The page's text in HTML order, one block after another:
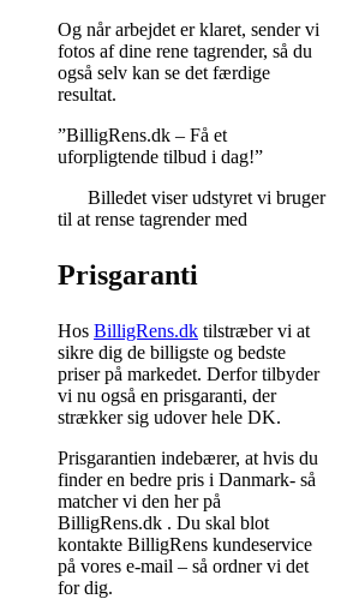
Og når arbejdet er klaret, sender vi
fotos af dine rene tagrender, så du
også selv kan se det færdige
resultat.
”BilligRens.dk – Få et
uforpligtende tilbud i dag!”
Billedet viser udstyret vi bruger
til at rense tagrender med
Prisgaranti
Hos BilligRens.dk tilstræber vi at
sikre dig de billigste og bedste
priser på markedet. Derfor tilbyder
vi nu også en prisgaranti, der
strækker sig udover hele DK.
Prisgarantien indebærer, at hvis du
finder en bedre pris i Danmark- så
matcher vi den her på
BilligRens.dk . Du skal blot
kontakte BilligRens kundeservice
på vores e-mail – så ordner vi det
for dig.